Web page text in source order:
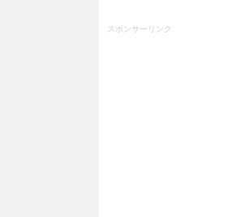
スポンサーリンク